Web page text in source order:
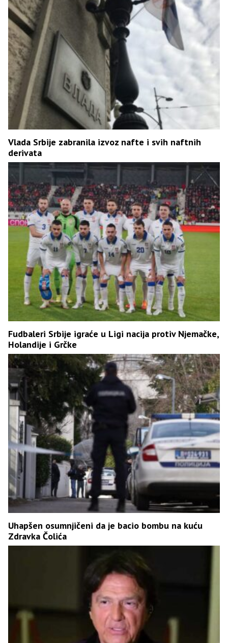
Vlada Srbije zabranila izvoz nafte i svih naftnih
derivata
Fudbaleri Srbije igraće u Ligi nacija protiv Njemačke,
Holandije i Grčke
Uhapšen osumnjičeni da je bacio bombu na kuću
Zdravka Čolića